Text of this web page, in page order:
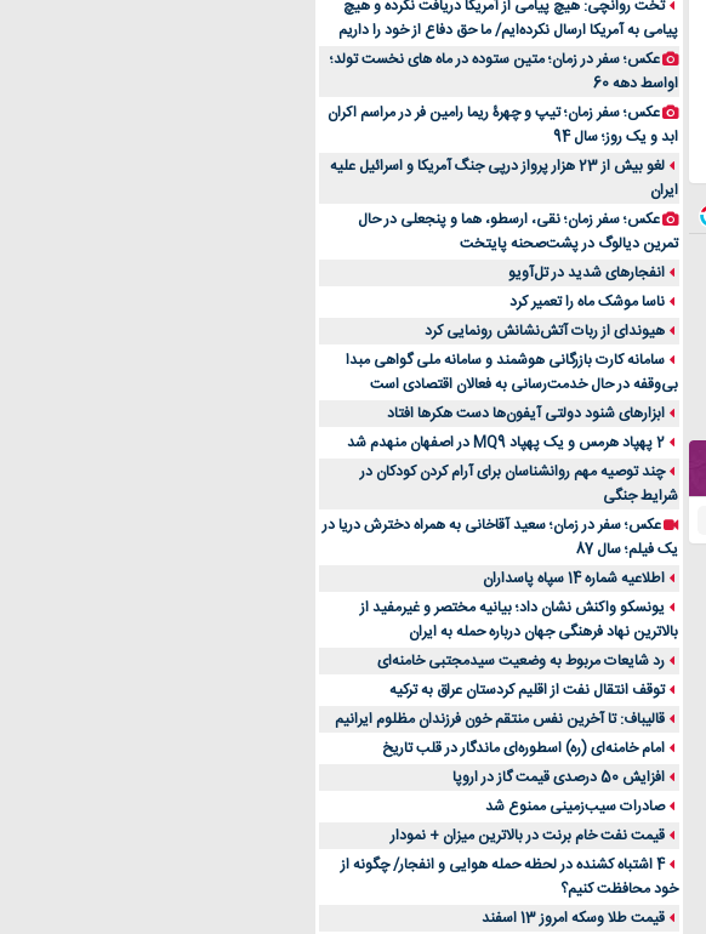
راهنمای جامع بهترین کفش ورزشی برای دویدن و استفاده
روزمره | بررسی ۱۲ مدل برتر
تخت روانچی: هیچ پیامی از آمریکا دریافت نکرده و هیچ
پیامی به آمریکا ارسال نکرده‌ایم/ ما حق دفاع از خود را داریم
عکس؛ سفر در زمان؛ متین ستوده در ماه های نخست تولد؛
اواسط دهه 60
عکس؛ سفر زمان؛ تیپ و چهرۀ ریما رامین فر در مراسم اکران
ابد و یک روز؛ سال 94
لغو بیش از 23 هزار پرواز درپی جنگ آمریکا و اسرائیل علیه
ایران
عکس؛ سفر زمان؛ نقی، ارسطو، هما و پنجعلی در حال
تمرین دیالوگ در پشت‌صحنه پایتخت
انفجارهای شدید در تل‌آویو
ناسا موشک ماه را تعمیر کرد
هیوندای از ربات آتش‌نشانش رونمایی کرد
سامانه کارت بازرگانی هوشمند و سامانه ملی گواهی مبدا
بی‌وقفه در حال خدمت‌رسانی به فعالان اقتصادی است
ابزارهای شنود دولتی آیفون‌ها دست هکرها افتاد
2 پهپاد هرمس و یک پهپاد MQ9 در اصفهان منهدم شد
چند توصیه مهم روانشناسان برای آرام کردن کودکان در
شرایط جنگی
عکس؛ سفر در زمان؛ سعید آقاخانی به همراه دخترش دریا در
یک فیلم؛ سال 87
اطلاعیه شماره 14 سپاه پاسداران
یونسکو واکنش نشان داد؛ بیانیه مختصر و غیرمفید از
بالاترین نهاد فرهنگی جهان درباره حمله به ایران
رد شایعات مربوط به وضعیت سیدمجتبی خامنه‌ای
توقف انتقال نفت از اقلیم کردستان عراق به ترکیه
قالیباف: تا آخرین نفس منتقم خون فرزندان مظلوم ایرانیم
امام خامنه‌ای (ره) اسطوره‌ای ماندگار در قلب تاریخ
افزایش 50 درصدی قیمت گاز در اروپا
صادرات سیب‌زمینی ممنوع شد
قیمت نفت خام برنت در بالاترین میزان + نمودار
4 اشتباه کشنده در لحظه حمله هوایی و انفجار/ چگونه از
خود محافظت کنیم؟
قیمت طلا وسکه امروز 13 اسفند